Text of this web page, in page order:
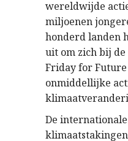
wereldwijde
miljoenen
honderd landen
uit om zich bij
Friday for
onmiddellijke
De